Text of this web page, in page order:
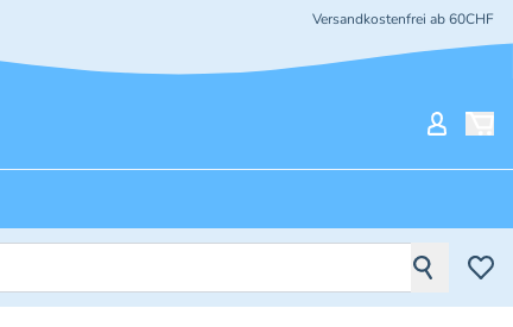
Versandkostenfrei ab 60CHF